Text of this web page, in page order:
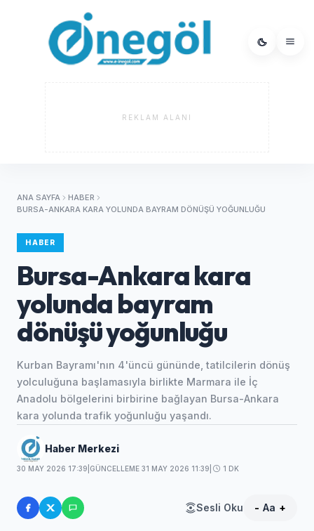
REKLAM ALANI
ANA SAYFA
HABER
BURSA-ANKARA KARA YOLUNDA BAYRAM DÖNÜŞÜ YOĞUNLUĞU
HABER
Bursa-Ankara kara
yolunda bayram
dönüşü yoğunluğu
Kurban Bayramı'nın 4'üncü gününde, tatilcilerin dönüş
yolculuğuna başlamasıyla birlikte Marmara ile İç
Anadolu bölgelerini birbirine bağlayan Bursa-Ankara
kara yolunda trafik yoğunluğu yaşandı.
Haber Merkezi
30 MAY 2026 17:39 GÜNCELLEME 31 MAY 2026 11:39 1 DK
Sesli Oku - Aa +